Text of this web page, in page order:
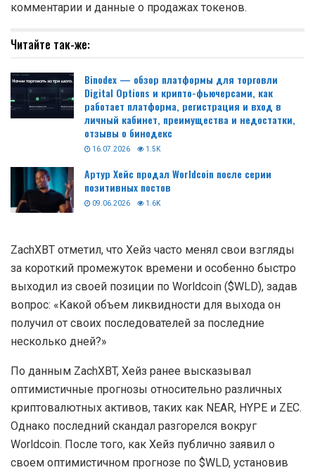
комментарии и данные о продажах токенов.
Читайте так-же:
Binodex — обзор платформы для торговли
Digital Options и крипто-фьючерсами, как
работает платформа, регистрация и вход в
личный кабинет, преимущества и недостатки,
отзывы о бинодекс
16.07.2026 1.5K
Артур Хейс продал Worldcoin после серии
позитивных постов
09.06.2026 1.6K
ZachXBT отметил, что Хейз часто менял свои взгляды
за короткий промежуток времени и особенно быстро
выходил из своей позиции по Worldcoin ($WLD), задав
вопрос: «Какой объем ликвидности для выхода он
получил от своих последователей за последние
несколько дней?»
По данным ZachXBT, Хейз ранее высказывал
оптимистичные прогнозы относительно различных
криптовалютных активов, таких как NEAR, HYPE и ZEC.
Однако последний скандал разгорелся вокруг
Worldcoin. После того, как Хейз публично заявил о
своем оптимистичном прогнозе по $WLD, установив